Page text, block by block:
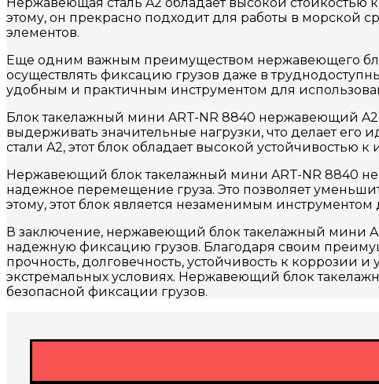
Нержавеющая сталь A2 обладает высокой стойкостью
этому, он прекрасно подходит для работы в морской
элементов.
Еще одним важным преимуществом нержавеющего
осуществлять фиксацию грузов даже в
удобным и практичным инструментом для
Блок такелажный мини ART-NR 8840 нержавеющий A2
выдерживать значительные нагрузки, что делает
стали A2, этот блок обладает высокой устойчивостью
Нержавеющий блок такелажный мини ART-NR 8840
надежное перемещение груза. Это позволяет
этому, этот блок является незаменимым
В заключение, нержавеющий блок такелажный мини
надежную фиксацию грузов. Благодаря своим
прочность, долговечность, устойчивость к
экстремальных условиях. Нержавеющий блок
безопасной фиксации грузов.